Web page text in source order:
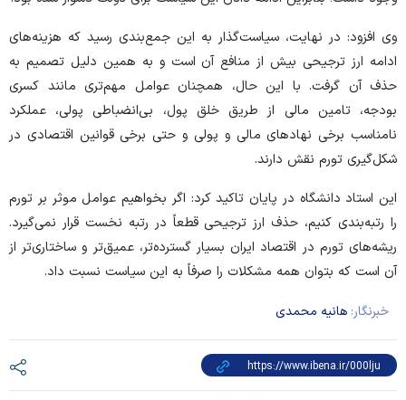
وی افزود: در نهایت، سیاست‌گذار به این جمع‌بندی رسید که هزینه‌های
ادامه ارز ترجیحی بیش از منافع آن است و به همین دلیل تصمیم به
حذف آن گرفت. با این حال، همچنان عوامل مهم‌تری مانند کسری
بودجه، تامین مالی از طریق خلق پول، بی‌انضباطی پولی، عملکرد
نامناسب برخی نهاد‌های مالی و پولی و حتی برخی قوانین اقتصادی در
شکل‌گیری تورم نقش دارند.
این استاد دانشگاه در پایان تاکید کرد: اگر بخواهیم عوامل موثر بر تورم
را رتبه‌بندی کنیم، حذف ارز ترجیحی قطعاً در رتبه نخست قرار نمی‌گیرد.
ریشه‌های تورم در اقتصاد ایران بسیار گسترده‌تر، عمیق‌تر و ساختاری‌تر از
آن است که بتوان همه مشکلات را صرفاً به این سیاست نسبت داد.
خبرنگار: هانیه محمدی